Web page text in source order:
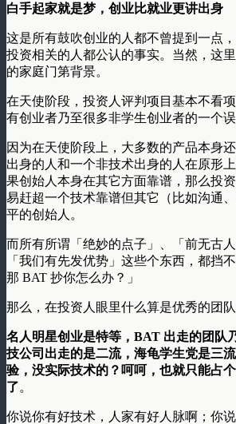
白手起家就是梦，创业比就业更讲出身
这是所有鼓吹创业的人都不曾提到一点
投资相关的人都公认的事实。当然，这
的家庭门第背景。
在天使阶段，投资人评判项目基本不看
有创业者乃至很多非学生创业者的一个误
因为在天使阶段上，大多数的产品本身
出身的人和一个非技术出身的人在原形
果创始人本身在其它方面靠谱，那么投
易赶超一个技术靠谱但其它（比如沟通
平的创始人。
而所有所谓「绝妙的点子」、「前无古
「我们有先发优势」这些个东西，都挡
那 BAT 抄你怎么办？」
那么，在投资人眼里什么算是优秀的团队
名人明星创业是特等，BAT 出走的团队
技公司出走的是二流，海龟学生党是三
验，没实际技术的？呵呵，也就只能占
了。
你说你有好技术，人家有好人脉啊；你